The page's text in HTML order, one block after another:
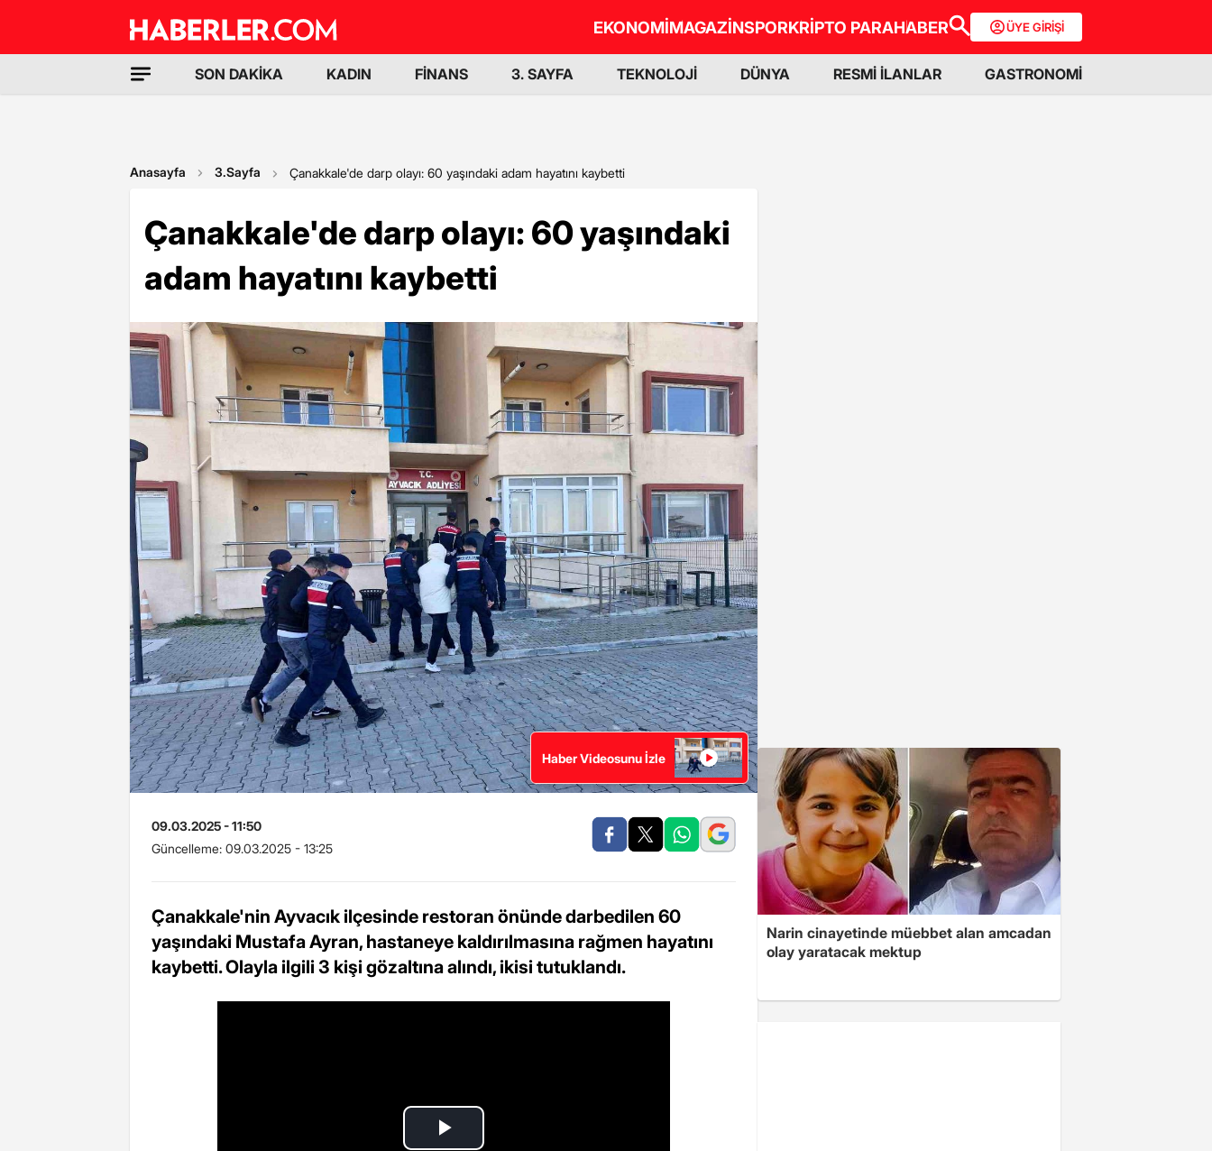
EKONOMİMAGAZİNSPORKRİPTO PARAHABER ÜYE GİRİŞİ
SON DAKİKA KADIN FİNANS 3. SAYFA TEKNOLOJİ DÜNYA RESMİ İLANLAR GASTRONOMİ
Anasayfa 3.Sayfa Çanakkale'de darp olayı: 60 yaşındaki adam hayatını kaybetti
Çanakkale'de darp olayı: 60 yaşındaki
adam hayatını kaybetti
Haber Videosunu İzle
09.03.2025 - 11:50
Güncelleme: 09.03.2025 - 13:25
Çanakkale'nin Ayvacık ilçesinde restoran önünde darbedilen 60
yaşındaki Mustafa Ayran, hastaneye kaldırılmasına rağmen hayatını
kaybetti. Olayla ilgili 3 kişi gözaltına alındı, ikisi tutuklandı.
Narin cinayetinde müebbet alan amcadan
olay yaratacak mektup